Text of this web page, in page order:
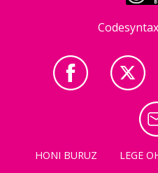
HONI BURUZ LEGE